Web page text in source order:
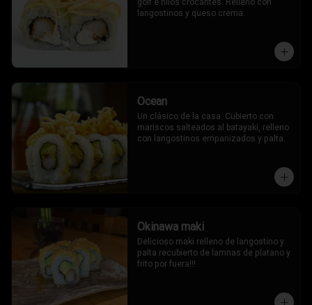
langostinos y queso crema.
Ocean
Un clásico de la casa. Cubierto con
mariscos salteados al batayaki, relleno
con langostinos empanizados y palta.
Okinawa maki
Delicioso maki relleno de langostino y
palta recubierto de lamnas de platano y
frito por fuera!!!